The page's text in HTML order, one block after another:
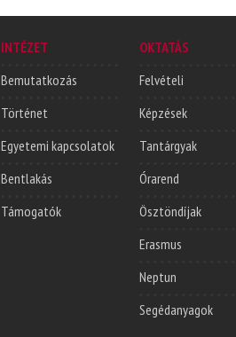
INTÉZET
Bemutatkozás
Történet
Egyetemi kapcsolatok
Bentlakás
Támogatók
OKTATÁS
Felvételi
Képzések
Tantárgyak
Órarend
Ösztöndíjak
Erasmus
Neptun
Segédanyagok